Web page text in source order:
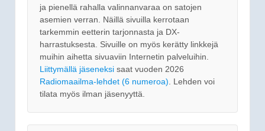
ja pienellä rahalla valinnanvaraa on satojen
asemien verran. Näillä sivuilla kerrotaan
tarkemmin eetterin tarjonnasta ja DX-
harrastuksesta. Sivuille on myös kerätty linkkejä
muihin aihetta sivuaviin Internetin palveluihin.
Liittymällä jäseneksi saat vuoden 2026
Radiomaailma-lehdet (6 numeroa) . Lehden voi
tilata myös ilman jäsenyyttä.